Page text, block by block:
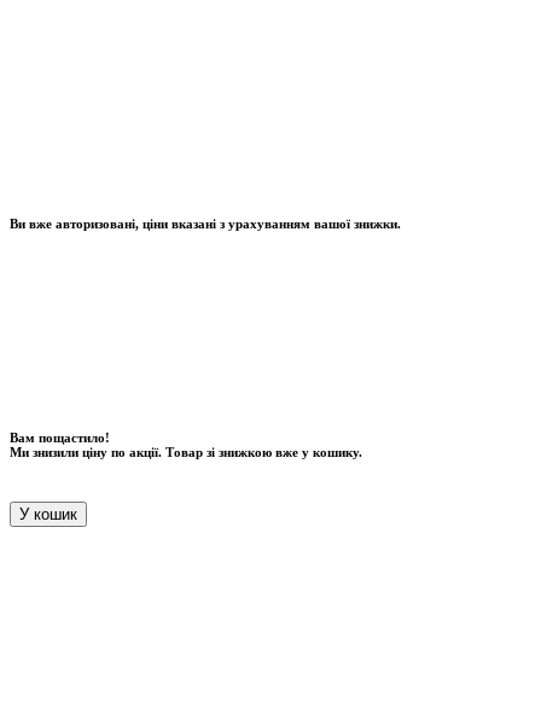
Ви вже авторизовані, ціни вказані з урахуванням вашої знижки.
Вам пощастило!
Ми знизили ціну по акції. Товар зі знижкою вже у кошику.
У кошик